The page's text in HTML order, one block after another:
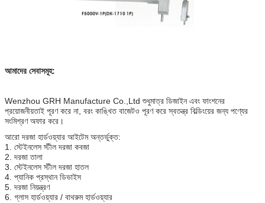
আমাদের সেবাসমূহ:
Wenzhou GRH Manufacture Co.,Ltd শুধুমাত্র ডিজাইন এবং ফাংশনের
প্রয়োজনীয়তাই পূরণ করে না, বরং কাঙ্খিত বাজেটও পূরণ করে স্বতন্ত্র বিল্ডিংয়ের জন্য পণ্যের
সংমিশ্রণ অফার করে।
আরো দরজা হার্ডওয়্যার আইটেম অন্তর্ভুক্ত:
1. স্টেইনলেস স্টীল দরজা কবজা
2. দরজা তালা
3. স্টেইনলেস স্টীল দরজা হাতল
4. প্যানিক প্রস্থান ডিভাইস
5. দরজা নিয়ন্ত্রণ
6. গ্লাস হার্ডওয়্যার / বাথরুম হার্ডওয়্যার